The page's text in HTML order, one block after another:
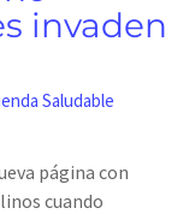
invaden
Saludable
página con
cuando